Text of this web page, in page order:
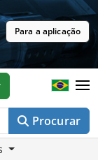
Para a aplicação
Procurar